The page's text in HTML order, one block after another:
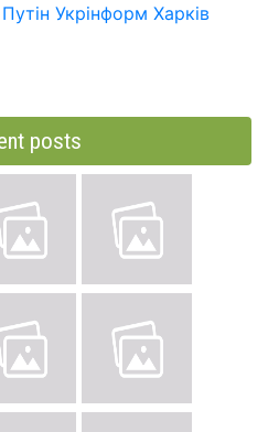
Укрінформ Харків
posts